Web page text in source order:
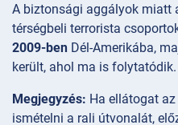
A biztonsági aggályok miatt
térségbeli terrorista
2009-ben Dél-Amerikába,
került, ahol ma is folytatódik.
Megjegyzés: Ha ellátogat
ismételni a rali útvonalát,